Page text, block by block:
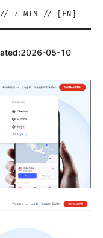
7 MIN // [ EN
2026-05-10